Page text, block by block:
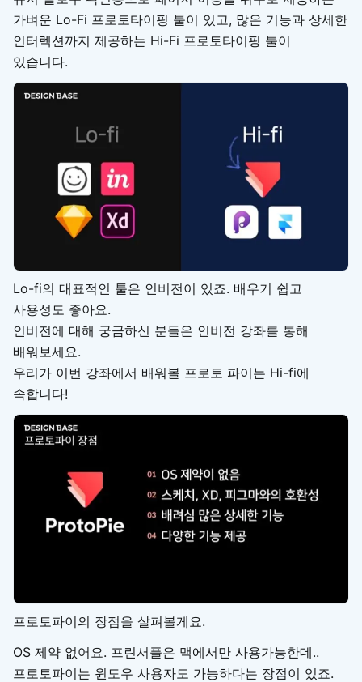
가벼운 Lo-Fi 프로토타이핑 툴이 있고, 많은 기능과 상세한
인터렉션까지 제공하는 Hi-Fi 프로토타이핑 툴이
있습니다.
Lo-fi의 대표적인 툴은 인비전이 있죠. 배우기 쉽고
사용성도 좋아요.
인비전에 대해 궁금하신 분들은 인비전 강좌를 통해
배워보세요.
우리가 이번 강좌에서 배워볼 프로토 파이는 Hi-fi에
속합니다!
프로토파이의 장점을 살펴볼게요.
OS 제약 없어요. 프린서플은 맥에서만 사용가능한데..
프로토파이는 윈도우 사용자도 가능하다는 장점이 있죠.